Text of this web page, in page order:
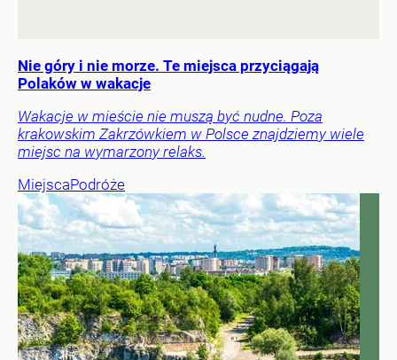
Nie góry i nie morze. Te miejsca przyciągają
Polaków w wakacje
Wakacje w mieście nie muszą być nudne. Poza
krakowskim Zakrzówkiem w Polsce znajdziemy wiele
miejsc na wymarzony relaks.
MiejscaPodróże